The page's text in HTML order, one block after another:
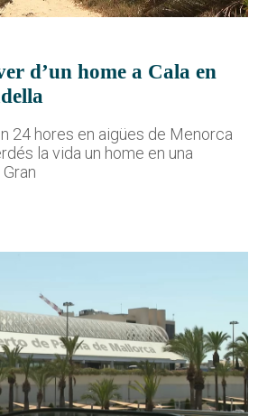
d’un home a Cala en
24 hores en aigües de Menorca
la vida un home en una